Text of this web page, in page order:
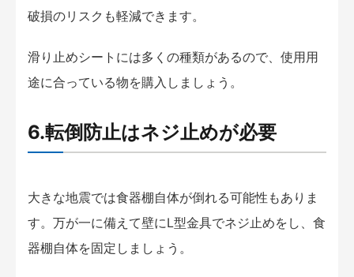
破損のリスクも軽減できます。
滑り止めシートには多くの種類があるので、使用用
途に合っている物を購入しましょう。
6.転倒防止はネジ止めが必要
大きな地震では食器棚自体が倒れる可能性もありま
す。万が一に備えて壁にL型金具でネジ止めをし、食
器棚自体を固定しましょう。